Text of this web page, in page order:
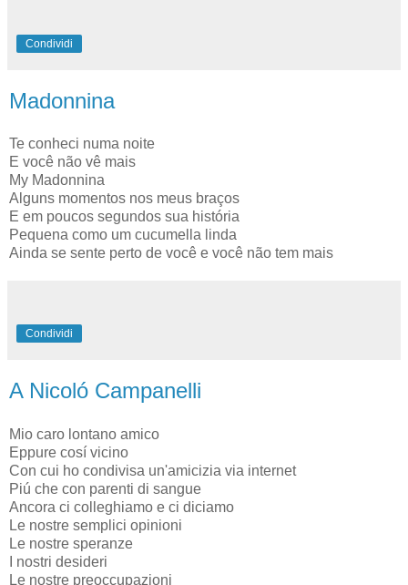
Condividi
Madonnina
Te conheci numa noite
E você não vê mais
My Madonnina
Alguns momentos nos meus braços
E em poucos segundos sua história
Pequena como um cucumella linda
Ainda se sente perto de você e você não tem mais
Condividi
A Nicoló Campanelli
Mio caro lontano amico
Eppure cosí vicino
Con cui ho condivisa un'amicizia via internet
Piú che con parenti di sangue
Ancora ci colleghiamo e ci diciamo
Le nostre semplici opinioni
Le nostre speranze
I nostri desideri
Le nostre preoccupazioni